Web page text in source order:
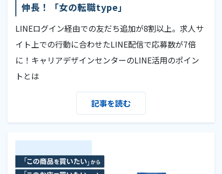
伸長！「女の転職type」
LINEログイン経由での友だち追加が8割以上。求人サ
イト上での行動に合わせたLINE配信で応募数が7倍
に！キャリアデザインセンターのLINE活用のポイン
トとは
記事を読む